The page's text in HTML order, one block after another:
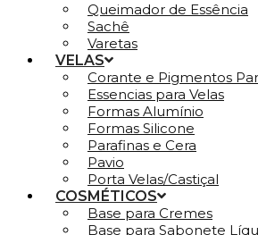
Queimador de Essência
Sachê
Varetas
VELAS
Corante e Pigmentos
Essencias para Velas
Formas Alumínio
Formas Silicone
Parafinas e Cera
Pavio
Porta Velas/Castiçal
COSMÉTICOS
Base para Cremes
Base para Sabonete